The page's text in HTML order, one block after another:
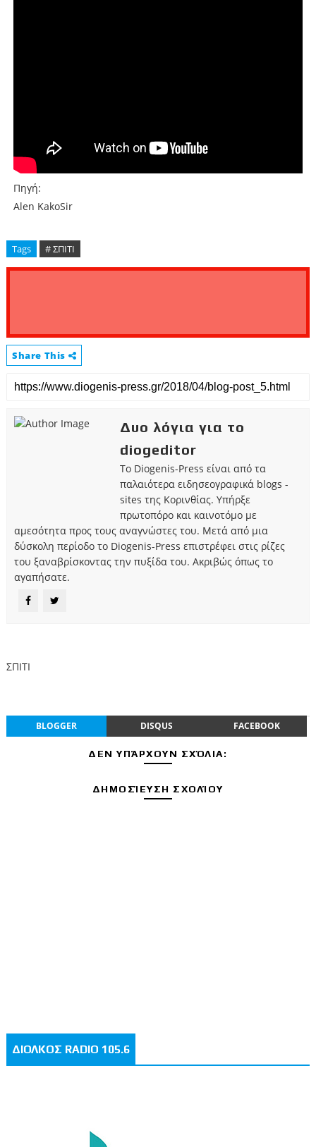
Πηγή:
Alen KakoSir
Tags # ΣΠΙΤΙ
Share This
Δυο λόγια για το
diogeditor
Το Diogenis-Press είναι από τα
παλαιότερα ειδησεογραφικά blogs -
sites της Κορινθίας. Υπήρξε
πρωτοπόρο και καινοτόμο με
αμεσότητα προς τους αναγνώστες του. Μετά από μια
δύσκολη περίοδο το Diogenis-Press επιστρέφει στις ρίζες
του ξαναβρίσκοντας την πυξίδα του. Ακριβώς όπως το
αγαπήσατε.
ΣΠΙΤΙ
BLOGGER DISQUS FACEBOOK
ΔΕΝ ΥΠΆΡΧΟΥΝ ΣΧΌΛΙΑ:
ΔΗΜΟΣΊΕΥΣΗ ΣΧΟΛΊΟΥ
ΔΙΟΛΚΟΣ RADIO 105.6